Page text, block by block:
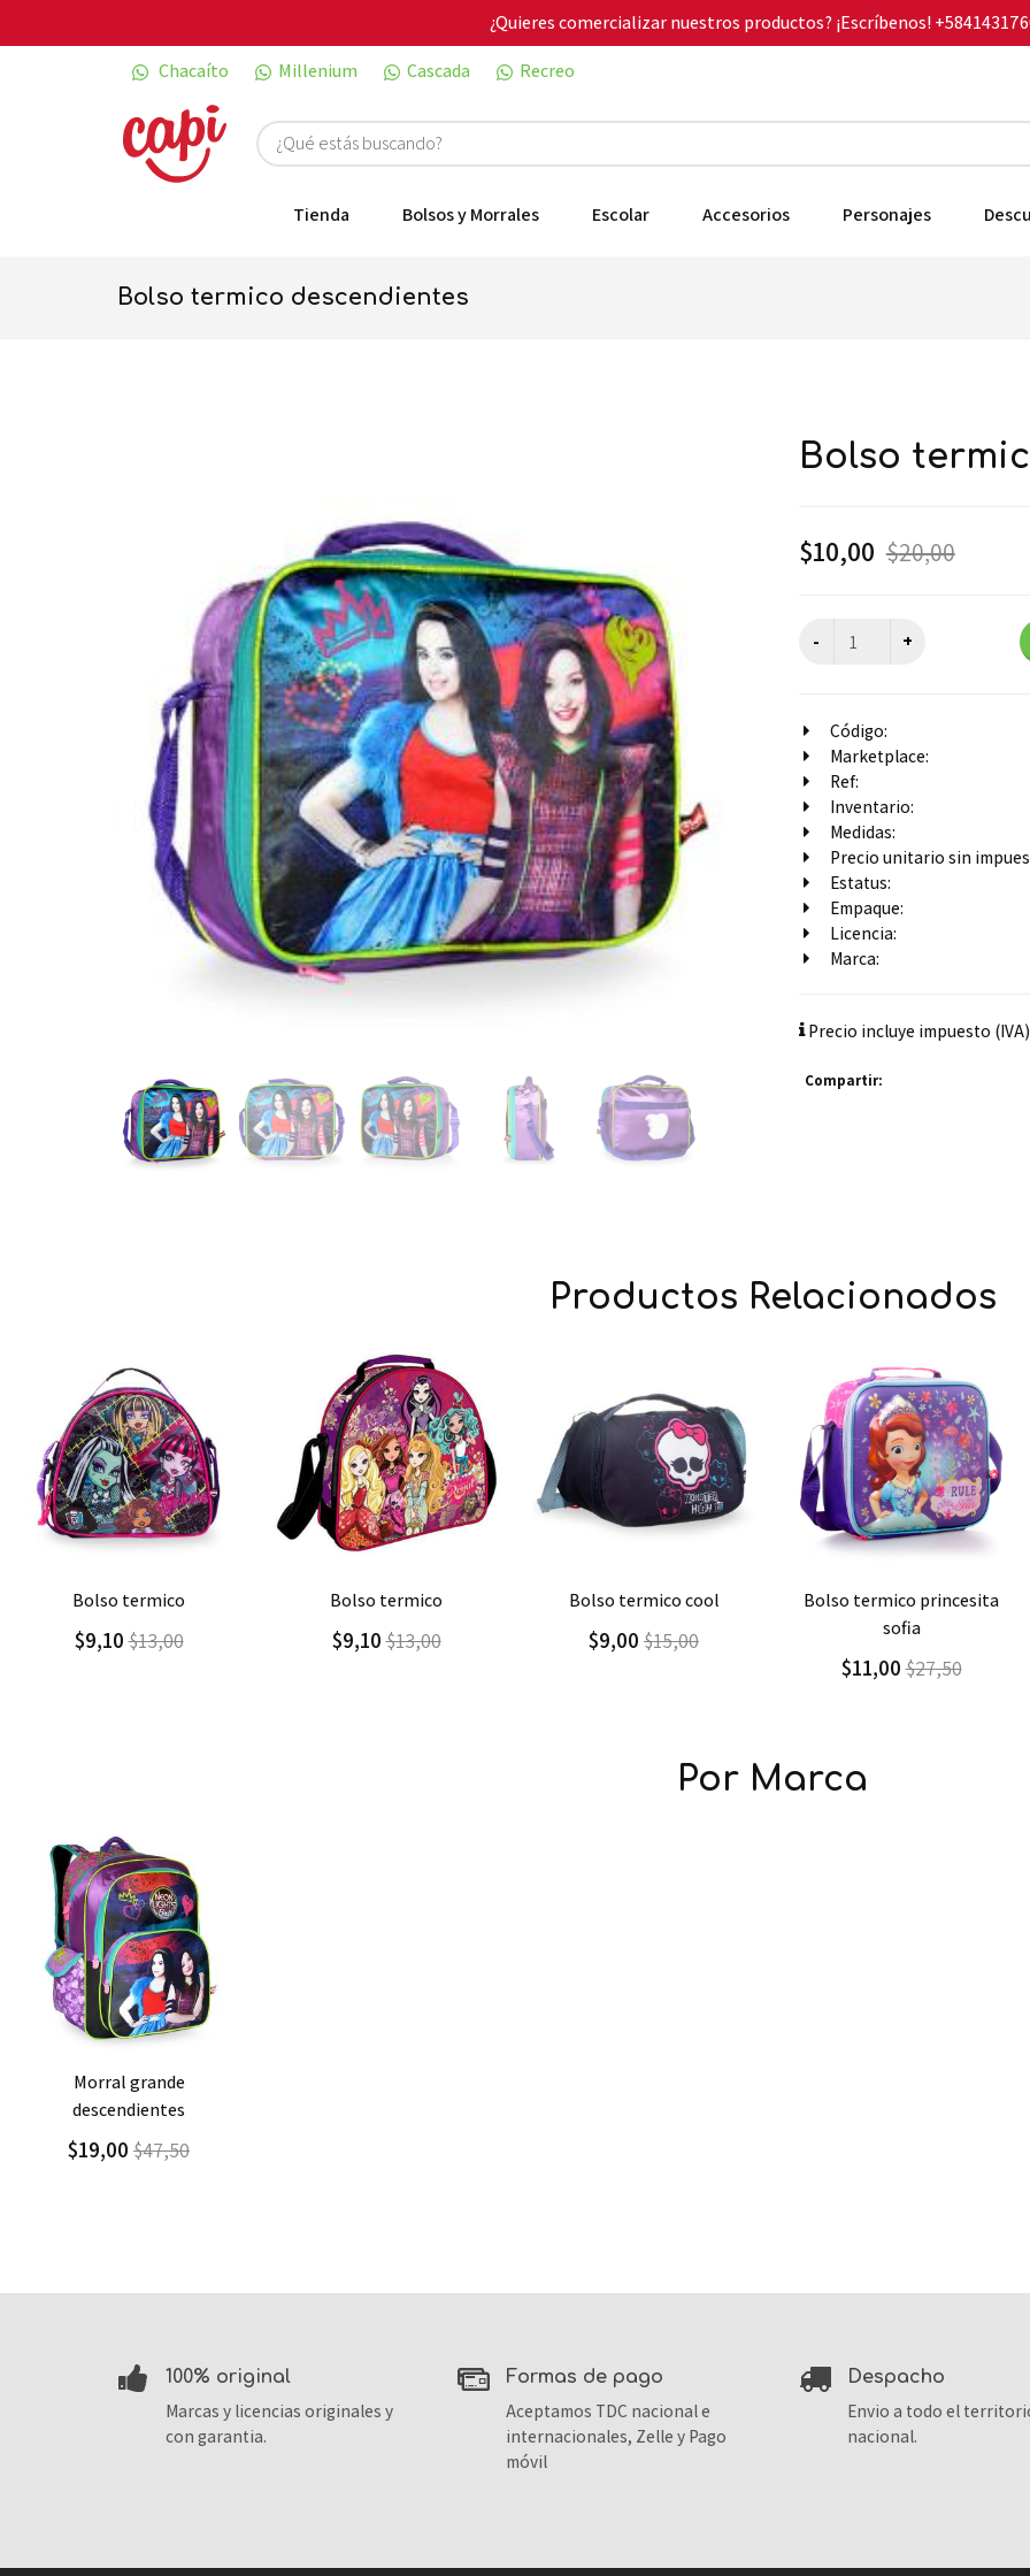
¿Quieres comercializar nuestros productos? ¡Escríbenos!
Chacaíto
Millenium Cascada Recreo
Tienda Bolsos y Morrales Escolar Accesorios Personajes
bolso termico descendientes
bolso
$10,00 $20,00
Código:
Marketplace:
Ref:
Inventario:
Medidas:
Precio unitario sin
Estatus:
Empaque:
Licencia:
Marca:
Precio incluye impuesto
Compartir:
Productos Relacionados
Agregar Detalle
bolso termico
$9,10$13,00
Agregar Detalle
bolso termico cool
$9,00 $15,00
Agregar Detalle
sofia
Agregar Detalle
bolso termico thomas &
friends
$11,00 $15,71
Por Marca
Agregar Detalle
morral grande
descendientes
$19,00 $47,50
100% original
Marcas y licencias originales y
con garantia.
formas de pago
Aceptamos TDC nacional e
internacionales, Zelle y Pago
móvil
despacho
Envio a todo el
nacional.